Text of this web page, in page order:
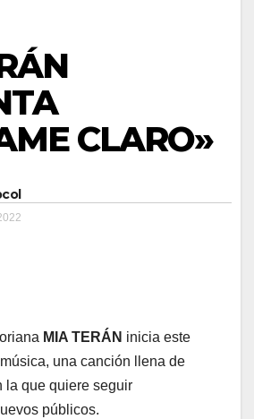
CLARO»
MIA TERÁN inicia este
una canción llena de
la que quiere seguir
públicos.